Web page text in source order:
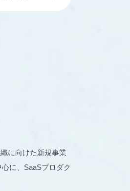
に向けた新規事業
に、SaaSプロダク